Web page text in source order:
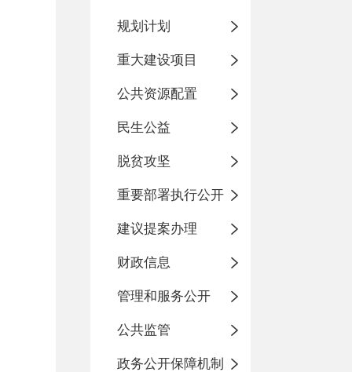
规划计划
重大建设项目
公共资源配置
民生公益
脱贫攻坚
重要部署执行公开
建议提案办理
财政信息
管理和服务公开
公共监管
政务公开保障机制